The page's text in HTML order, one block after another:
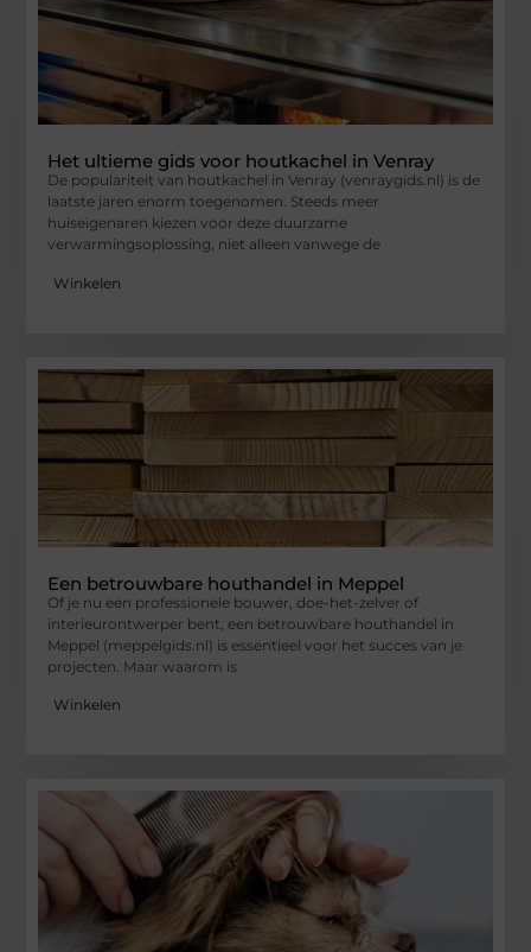
Het ultieme gids voor houtkachel in Venray
De populariteit van houtkachel in Venray (venraygids.nl) is de
laatste jaren enorm toegenomen. Steeds meer
huiseigenaren kiezen voor deze duurzame
verwarmingsoplossing, niet alleen vanwege de
Winkelen
Een betrouwbare houthandel in Meppel
Of je nu een professionele bouwer, doe-het-zelver of
interieurontwerper bent, een betrouwbare houthandel in
Meppel (meppelgids.nl) is essentieel voor het succes van je
projecten. Maar waarom is
Winkelen